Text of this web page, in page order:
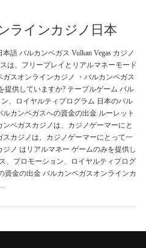
ラインカジノ日本
語 バルカンベガス Vulkan Vegas カジノ
は、フリープレイとリアルマネーモード
スオンラインカジノ ・バルカンベガス
提供していますか? テーブルゲーム バル
、ロイヤルティプログラム 日本のバル
カンベガスへの資金の出金 ルーレット
ベガスカジノは、カジノゲーマーにと
カジノは、カジノゲーマーにとって一
ノ はリアルマネー ゲームのみを提供し
、プロモーション、ロイヤルティプログ
資金の出金 バルカンベガスオンラインカ